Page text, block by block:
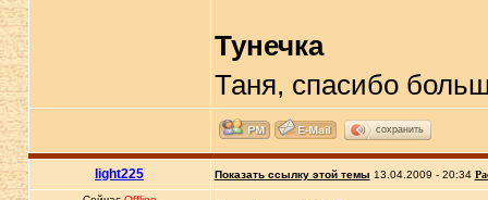
Тунечка
Таня, спасибо
сохранить
light225 Показать ссылку этой темы 13.04.2009 - 20:34